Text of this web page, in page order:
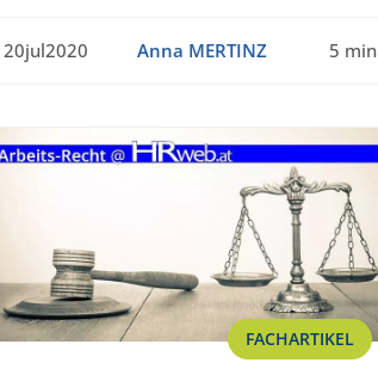
20jul2020 Anna MERTINZ 5 min
FACHARTIKEL